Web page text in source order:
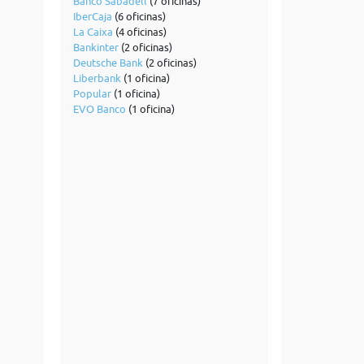
IberCaja (6 oficinas)
La Caixa (4 oficinas)
Bankinter(2 oficinas)
Deutsche Bank (2 oficinas)
Liberbank (1 oficina)
Popular(1 oficina)
EVO Banco (1 oficina)